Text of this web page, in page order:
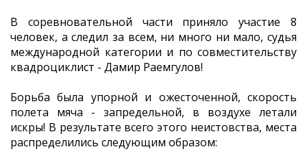
В соревновательной части приняло участие 8
человек, а следил за всем, ни много ни мало, судья
международной категории и по совместительству
квадроциклист - Дамир Раемгулов!
Борьба была упорной и ожесточенной, скорость
полета мяча - запредельной, в воздухе летали
искры! В результате всего этого неистовства, места
распределились следующим образом: